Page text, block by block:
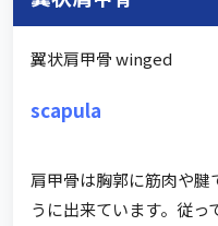
翼状肩甲骨 winged
scapula
肩甲骨は胸郭に筋肉や
うに出来ています。従